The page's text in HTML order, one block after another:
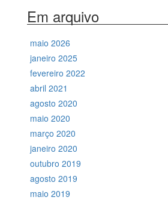
Em arquivo
maio 2026
janeiro 2025
fevereiro 2022
abril 2021
agosto 2020
maio 2020
março 2020
janeiro 2020
outubro 2019
agosto 2019
maio 2019